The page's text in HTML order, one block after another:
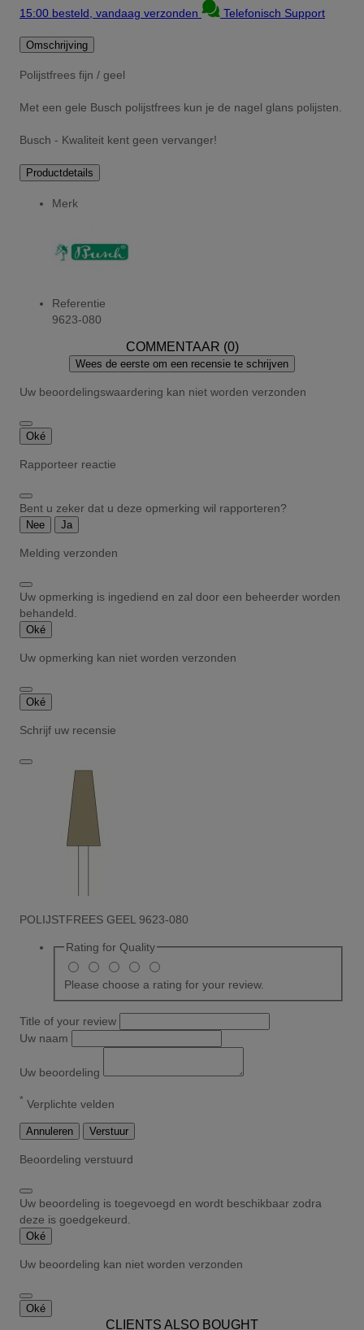
15:00 besteld, vandaag verzonden
Telefonisch Support
Omschrijving
Polijstfrees fijn / geel
Met een gele Busch polijstfrees kun je de nagel glans polijsten.
Busch - Kwaliteit kent geen vervanger!
Productdetails
Merk
Referentie
9623-080
COMMENTAAR (0)
Wees de eerste om een recensie te schrijven
Uw beoordelingswaardering kan niet worden verzonden
Oké
Rapporteer reactie
Bent u zeker dat u deze opmerking wil rapporteren?
Nee Ja
Melding verzonden
Uw opmerking is ingediend en zal door een beheerder worden
behandeld.
Oké
Uw opmerking kan niet worden verzonden
Oké
Schrijf uw recensie
POLIJSTFREES GEEL 9623-080
Rating for Quality
Please choose a rating for your review.
Title of your review
Uw naam
Uw beoordeling
* Verplichte velden
Annuleren Verstuur
Beoordeling verstuurd
Uw beoordeling is toegevoegd en wordt beschikbaar zodra
deze is goedgekeurd.
Oké
Uw beoordeling kan niet worden verzonden
Oké
CLIENTS ALSO BOUGHT